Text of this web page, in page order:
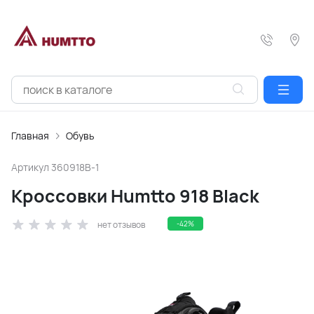
Главная Обувь
Артикул 360918B-1
Кроссовки Humtto 918 Black
нет отзывов -42%